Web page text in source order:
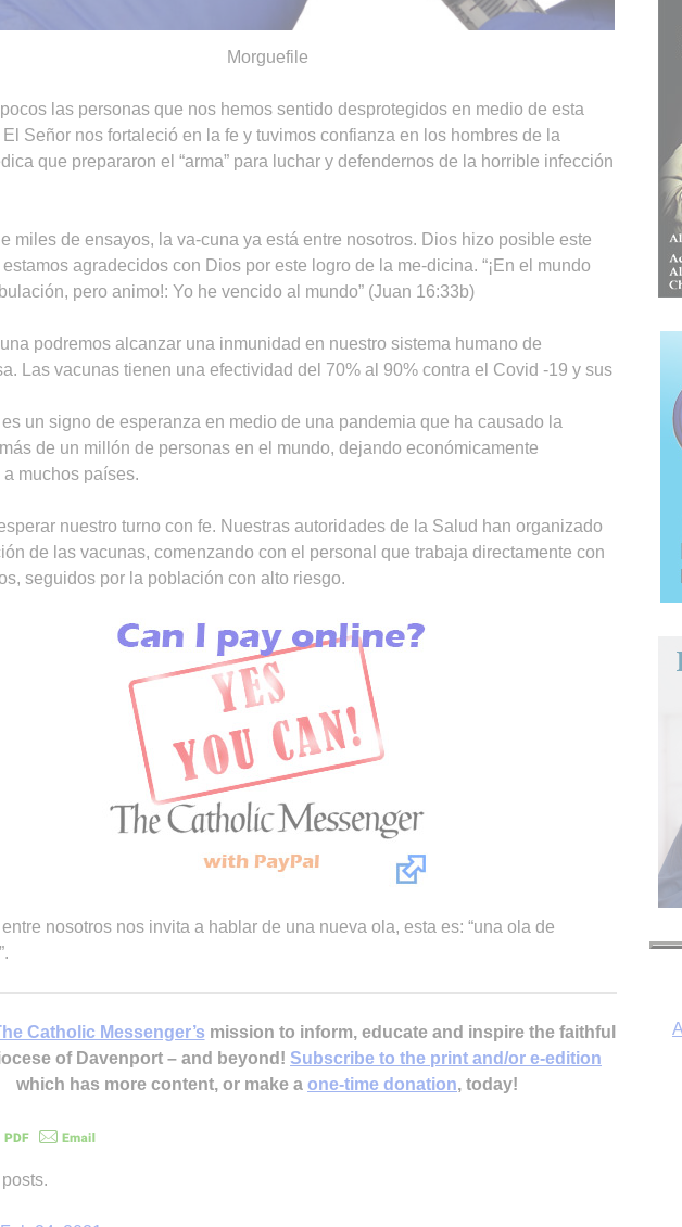
Morguefile
las personas que nos hemos sentido desprotegidos en medio de esta
Señor nos fortaleció en la fe y tuvimos confianza en los hombres de la
que prepararon el “arma” para luchar y defendernos de la horrible infección
miles de ensayos, la va-cuna ya está entre nosotros. Dios hizo posible este
estamos agradecidos con Dios por este logro de la me-dicina. “¡En el mundo
pero animo!: Yo he vencido al mundo” (Juan 16:33b)
podremos alcanzar una inmunidad en nuestro sistema humano de
Las vacunas tienen una efectividad del 70% al 90% contra el Covid -19 y sus
es un signo de esperanza en medio de una pandemia que ha causado la
de un millón de personas en el mundo, dejando económicamente
muchos países.
nuestro turno con fe. Nuestras autoridades de la Salud han organizado
de las vacunas, comenzando con el personal que trabaja directamente con
seguidos por la población con alto riesgo.
entre nosotros nos invita a hablar de una nueva ola, esta es: “una ola de
Catholic Messenger’s mission to inform, educate and inspire the faithful
of Davenport – and beyond! Subscribe to the print and/or e-edition
which has more content, or make a one-time donation, today!